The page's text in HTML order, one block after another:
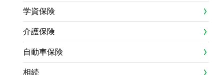
学資保険
介護保険
自動車保険
相続